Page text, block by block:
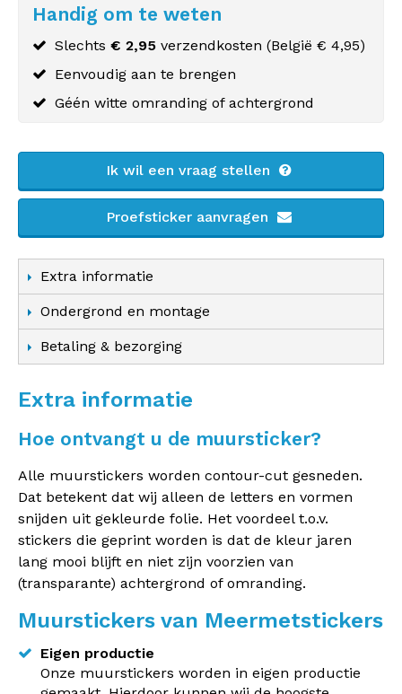
Handig om te weten
Slechts € 2,95 verzendkosten (België € 4,95)
Eenvoudig aan te brengen
Géén witte omranding of achtergrond
Ik wil een vraag stellen
Proefsticker aanvragen
Extra informatie
Ondergrond en montage
Betaling & bezorging
Extra informatie
Hoe ontvangt u de muursticker?
Alle muurstickers worden contour-cut gesneden.
Dat betekent dat wij alleen de letters en vormen
snijden uit gekleurde folie. Het voordeel t.o.v.
stickers die geprint worden is dat de kleur jaren
lang mooi blijft en niet zijn voorzien van
(transparante) achtergrond of omranding.
Muurstickers van Meermetstickers
Eigen productie
Onze muurstickers worden in eigen productie